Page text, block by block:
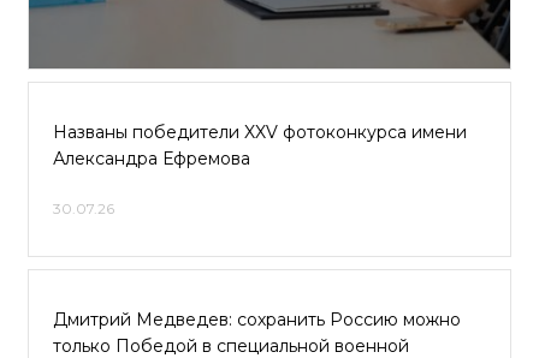
Названы победители XXV фотоконкурса имени
Александра Ефремова
30.07.26
Дмитрий Медведев: сохранить Россию можно
только Победой в специальной военной